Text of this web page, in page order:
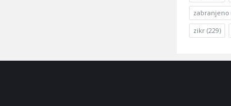
zabranjeno
zikr (229)